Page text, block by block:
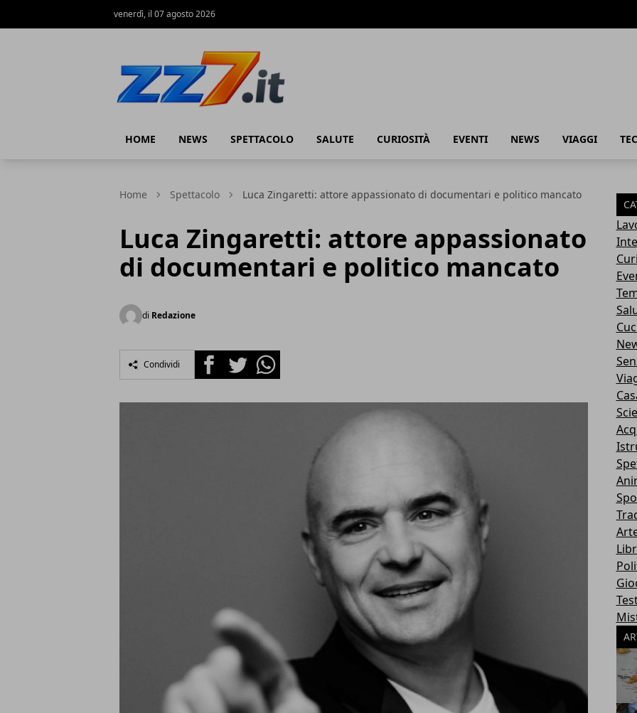
venerdì, il 07 agosto 2026
HOME NEWS SPETTACOLO SALUTE CURIOSITÀ EVENTI NEWS VIAGGI
Home Spettacolo Luca Zingaretti: attore appassionato di documentari e politico mancato
Luca Zingaretti: attore appassionato
di documentari e politico mancato
di Redazione
Condividi FacebookTwitterWhatsapp